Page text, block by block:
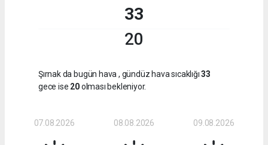
33
20
Şırnak da bugün hava , gündüz hava sıcaklığı33
gece ise 20olması bekleniyor.
07.08.2026 08.08.2026 09.08.2026